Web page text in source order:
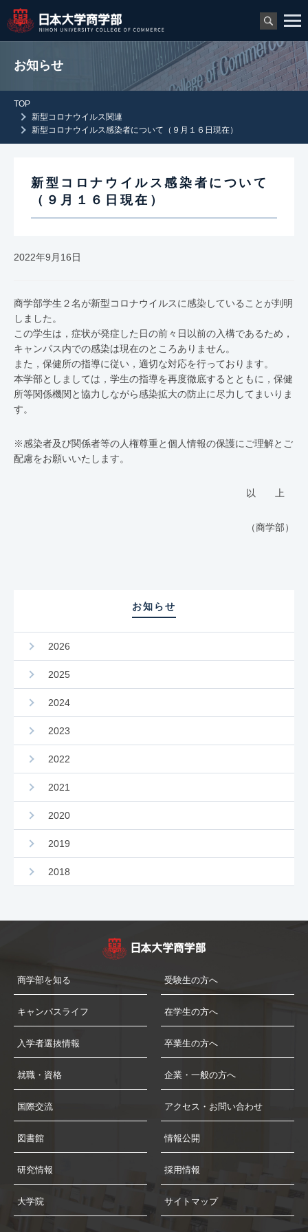
お知らせ
TOP
新型コロナウイルス関連
新型コロナウイルス感染者について（９月１６日現在）
新型コロナウイルス感染者について
（９月１６日現在）
2022年9月16日
商学部学生２名が新型コロナウイルスに感染していることが判明
しました。
この学生は，症状が発症した日の前々日以前の入構であるため，
キャンパス内での感染は現在のところありません。
また，保健所の指導に従い，適切な対応を行っております。
本学部としましては，学生の指導を再度徹底するとともに，保健
所等関係機関と協力しながら感染拡大の防止に尽力してまいりま
す。
※感染者及び関係者等の人権尊重と個人情報の保護にご理解とご
配慮をお願いいたします。
以 上
（商学部）
お知らせ
2026
2025
2024
2023
2022
2021
2020
2019
2018
商学部を知る
キャンパスライフ
入学者選抜情報
就職・資格
受験生の方へ
在学生の方へ
卒業生の方へ
企業・一般の方へ
国際交流
図書館
研究情報
大学院
アクセス・お問い合わせ
情報公開
採用情報
サイトマップ